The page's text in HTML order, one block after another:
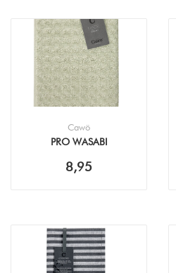
Cawö
PRO WASABI
8,95